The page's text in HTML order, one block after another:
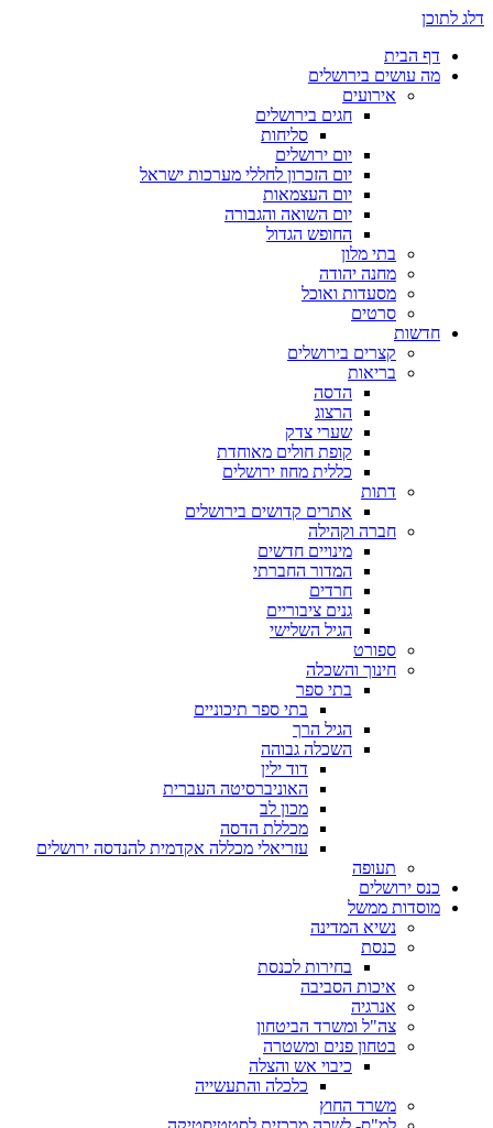
דלג לתוכן
דף הבית
מה עושים בירושלים
אירועים
חגים בירושלים
סליחות
יום ירושלים
יום הזכרון לחללי מערכות ישראל
יום העצמאות
יום השואה והגבורה
החופש הגדול
בתי מלון
מחנה יהודה
מסעדות ואוכל
סרטים
חדשות
קצרים בירושלים
בריאות
הדסה
הרצוג
שערי צדק
קופת חולים מאוחדת
כללית מחוז ירושלים
דתות
אתרים קדושים בירושלים
חברה וקהילה
מינויים חדשים
המדור החברתי
חרדים
גנים ציבוריים
הגיל השלישי
ספורט
חינוך והשכלה
בתי ספר
בתי ספר תיכוניים
הגיל הרך
השכלה גבוהה
דוד ילין
האוניברסיטה העברית
מכון לב
מכללת הדסה
עזריאלי מכללה אקדמית להנדסה ירושלים
תעופה
כנס ירושלים
מוסדות ממשל
נשיא המדינה
כנסת
בחירות לכנסת
איכות הסביבה
אנרגיה
צה"ל ומשרד הביטחון
בטחון פנים ומשטרה
כיבוי אש והצלה
כלכלה והתעשייה
משרד החוץ